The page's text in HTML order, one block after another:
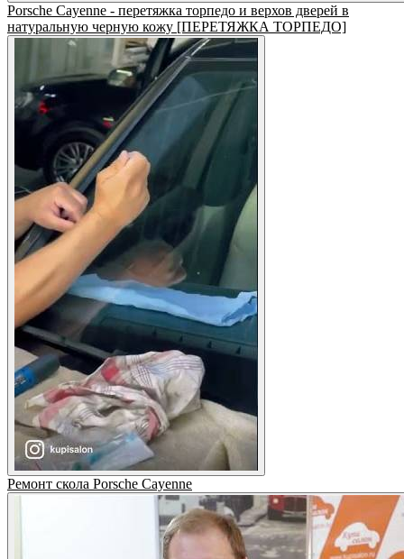
Porsche Cayenne - перетяжка торпедо и верхов дверей в
натуральную черную кожу [ПЕРЕТЯЖКА ТОРПЕДО]
Ремонт скола Porsche Cayenne